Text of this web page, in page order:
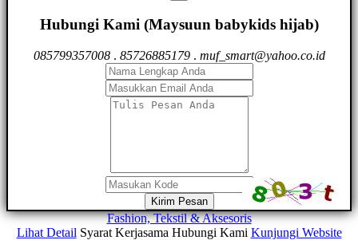
Hubungi Kami (Maysuun babykids hijab)
085799357008. 85726885179. muf_smart@yahoo.co.id
Kirim Pesan
Fashion, Tekstil & Aksesoris
Lihat Detail Syarat Kerjasama Hubungi Kami Kunjungi Website